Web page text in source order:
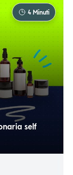
4Minuti
self